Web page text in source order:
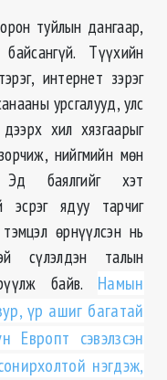
туйлын дангаар,
Түүхийн
интернет зэрэг
урсгалууд, улс
хил хязгаарыг
нийгмийн мөн
Эд баялгийг хэт
эсрэг ядуу тарчиг
өрнүүлсэн нь
сүлэлдэн талын
байв. Намын
үр ашиг багатай
Европт сэвэлзсэн
нэгдэж,